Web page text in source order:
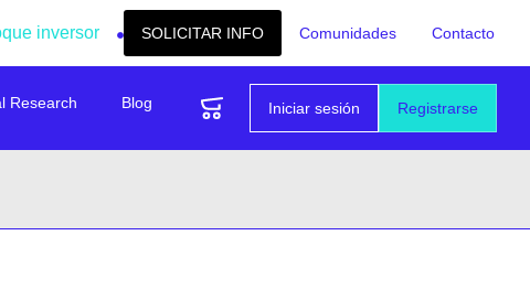
inversor SOLICITAR INFO Comunidades Contacto
Registrarse
Iniciar sesión
Research Blog